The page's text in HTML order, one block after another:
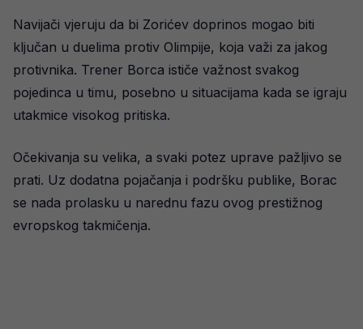
Navijači vjeruju da bi Zorićev doprinos mogao biti
ključan u duelima protiv Olimpije, koja važi za jakog
protivnika. Trener Borca ističe važnost svakog
pojedinca u timu, posebno u situacijama kada se igraju
utakmice visokog pritiska.
Očekivanja su velika, a svaki potez uprave pažljivo se
prati. Uz dodatna pojačanja i podršku publike, Borac
se nada prolasku u narednu fazu ovog prestižnog
evropskog takmičenja.